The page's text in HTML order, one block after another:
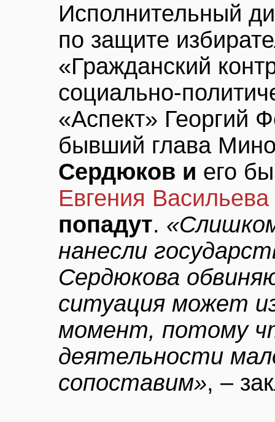
Исполнительный
по защите
«Гражданский
социально-
«Аспект» Георгий
бывший глава
Сердюков и его
Евгения Васильева
попадут.
нанесли
Сердюкова
ситуация может
момент, потому
деятельности
сопоставим», –